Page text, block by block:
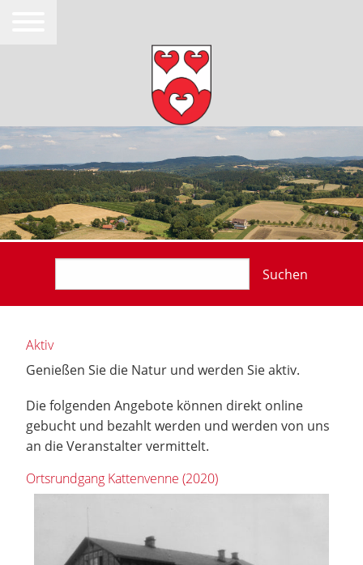
Suchen
Aktiv
Genießen Sie die Natur und werden Sie aktiv.
Die folgenden Angebote können direkt online
gebucht und bezahlt werden und werden von uns
an die Veranstalter vermittelt.
Ortsrundgang Kattenvenne (2020)